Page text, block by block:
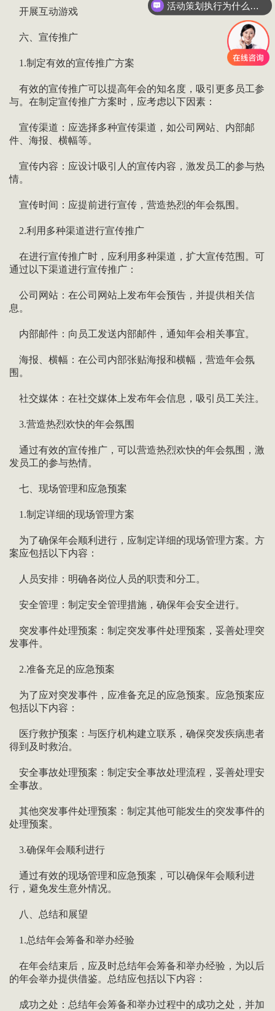
开展互动游戏
六、宣传推广
1.制定有效的宣传推广方案
有效的宣传推广可以提高年会的知名度，吸引更多员工参
与。在制定宣传推广方案时，应考虑以下因素：
宣传渠道：应选择多种宣传渠道，如公司网站、内部邮
件、海报、横幅等。
宣传内容：应设计吸引人的宣传内容，激发员工的参与热
情。
宣传时间：应提前进行宣传，营造热烈的年会氛围。
2.利用多种渠道进行宣传推广
在进行宣传推广时，应利用多种渠道，扩大宣传范围。可
通过以下渠道进行宣传推广：
公司网站：在公司网站上发布年会预告，并提供相关信
息。
内部邮件：向员工发送内部邮件，通知年会相关事宜。
海报、横幅：在公司内部张贴海报和横幅，营造年会氛
围。
社交媒体：在社交媒体上发布年会信息，吸引员工关注。
3.营造热烈欢快的年会氛围
通过有效的宣传推广，可以营造热烈欢快的年会氛围，激
发员工的参与热情。
七、现场管理和应急预案
1.制定详细的现场管理方案
为了确保年会顺利进行，应制定详细的现场管理方案。方
案应包括以下内容：
人员安排：明确各岗位人员的职责和分工。
安全管理：制定安全管理措施，确保年会安全进行。
突发事件处理预案：制定突发事件处理预案，妥善处理突
发事件。
2.准备充足的应急预案
为了应对突发事件，应准备充足的应急预案。应急预案应
包括以下内容：
医疗救护预案：与医疗机构建立联系，确保突发疾病患者
得到及时救治。
安全事故处理预案：制定安全事故处理流程，妥善处理安
全事故。
其他突发事件处理预案：制定其他可能发生的突发事件的
处理预案。
3.确保年会顺利进行
通过有效的现场管理和应急预案，可以确保年会顺利进
行，避免发生意外情况。
八、总结和展望
1.总结年会筹备和举办经验
在年会结束后，应及时总结年会筹备和举办经验，为以后
的年会举办提供借鉴。总结应包括以下内容：
成功之处：总结年会筹备和举办过程中的成功之处，并加